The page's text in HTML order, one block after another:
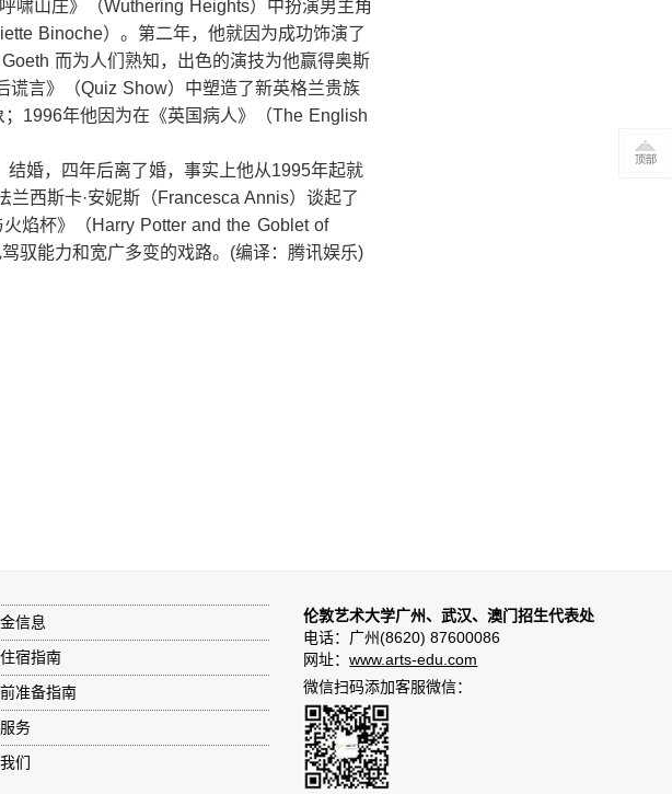
啸山庄》（Wuthering Heights）中扮演男主角
Binoche）。第二年，他就因为成功饰演了
而为人们熟知，出色的演技为他赢得奥斯
谎言》（Quiz Show）中塑造了新英格兰贵族
1996年他因为在《英国病人》（The English
婚，四年后离了婚，事实上他从1995年起就
西斯卡·安妮斯（Francesca Annis）谈起了
焰杯》（Harry Potter and the Goblet of
驭能力和宽广多变的戏路。(编译：腾讯娱乐)
信息
宿指南
准备指南
务
们
伦敦艺术大学广州、武汉、澳门招生代表处
电话：广州(8620) 87600086
网址：www.arts-edu.com
微信扫码添加客服微信：